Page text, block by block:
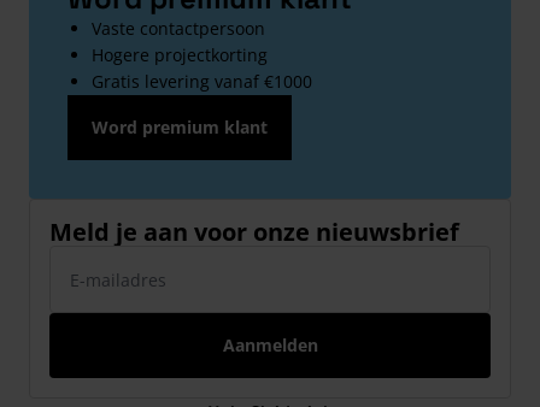
Vaste contactpersoon
Hogere projectkorting
Gratis levering vanaf €1000
Word premium klant
Meld je aan voor onze nieuwsbrief
Aanmelden